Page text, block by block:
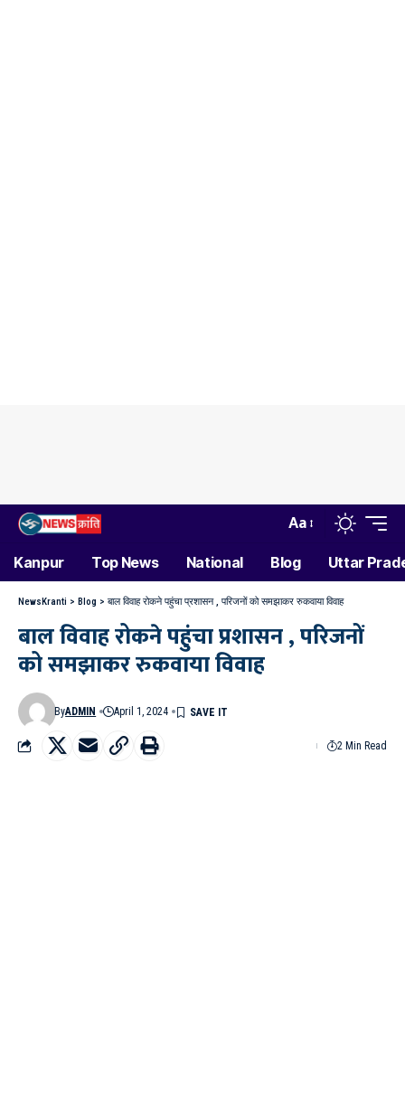
Aa
Kanpur Top News National Blog Uttar
NewsKranti > Blog > बाल विवाह रोकने पहुंचा प्रशासन , परिजनों को समझाकर रुकवाया विवाह
बाल विवाह रोकने पहुंचा प्रशासन , परिजनों
को समझाकर रुकवाया विवाह
ByADMIN April 1, 2024
2 Min Read